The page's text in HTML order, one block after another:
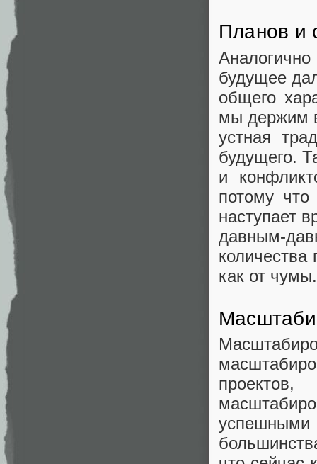
Планов и
будущее
общего
мы держим
устная
будущего.
и
потому
наступает
давным-
как от
проектов,